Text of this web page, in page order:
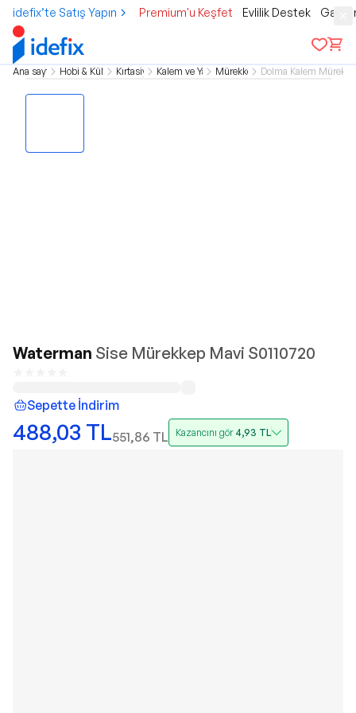
idefix’te Satış Yapın Premium'u Keşfet Evlilik Destek
Ana sayfa Hobi & Kültür Kırtasiye Kalem ve Yazı Mürekkep Dolma Kalem
Waterman Sise Mürekkep Mavi S0110720
Sepette İndirim
488,03 TL551,86 TL Kazancını gör 4,93 TL